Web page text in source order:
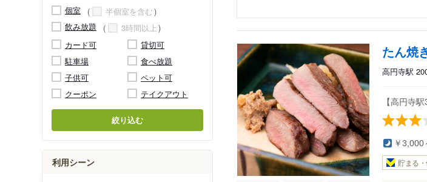
個室
半個室を含む
飲み放題
3時間以上
カード可
貸切可
駐車場
食べ放題
子供可
ペット可
クーポン
テイクアウト
絞り込む
利用シーン
たん焼
高円寺駅
【高円寺
￥3,000
貯まる